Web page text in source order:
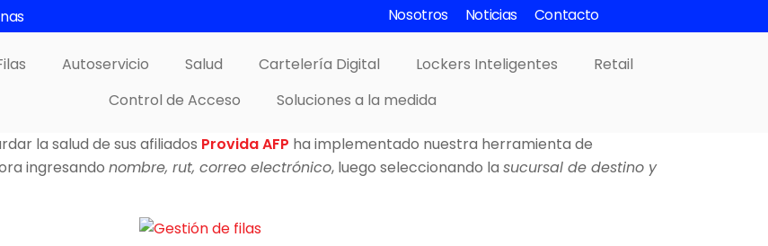
Nosotros Noticias Contacto
Autoservicio Salud Cartelería Digital Lockers Inteligentes
Retail
Control de Acceso
Soluciones a la medida
la salud de sus afiliados Provida AFP ha implementado nuestra herramienta de
ingresando nombre, rut, correo electrónico, luego seleccionando la sucursal de destino y